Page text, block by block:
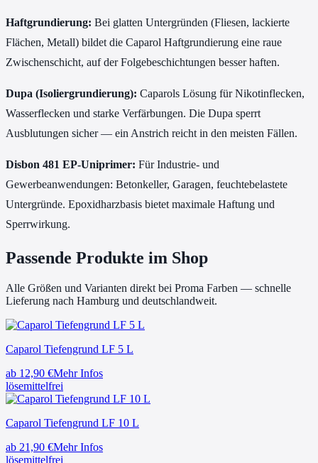
Haftgrundierung: Bei glatten Untergründen (Fliesen, lackierte
Flächen, Metall) bildet die Caparol Haftgrundierung eine raue
Zwischenschicht, auf der Folgebeschichtungen besser haften.
Dupa (Isoliergrundierung): Caparols Lösung für Nikotinflecken,
Wasserflecken und starke Verfärbungen. Die Dupa sperrt
Ausblutungen sicher — ein Anstrich reicht in den meisten Fällen.
Disbon 481 EP-Uniprimer: Für Industrie- und
Gewerbeanwendungen: Betonkeller, Garagen, feuchtebelastete
Untergründe. Epoxidharzbasis bietet maximale Haftung und
Sperrwirkung.
Passende Produkte im Shop
Alle Größen und Varianten direkt bei Proma Farben — schnelle
Lieferung nach Hamburg und deutschlandweit.
Caparol Tiefengrund LF 5 L
ab 12,90 €Mehr Infos
lösemittelfrei
Caparol Tiefengrund LF 10 L
ab 21,90 €Mehr Infos
lösemittelfrei